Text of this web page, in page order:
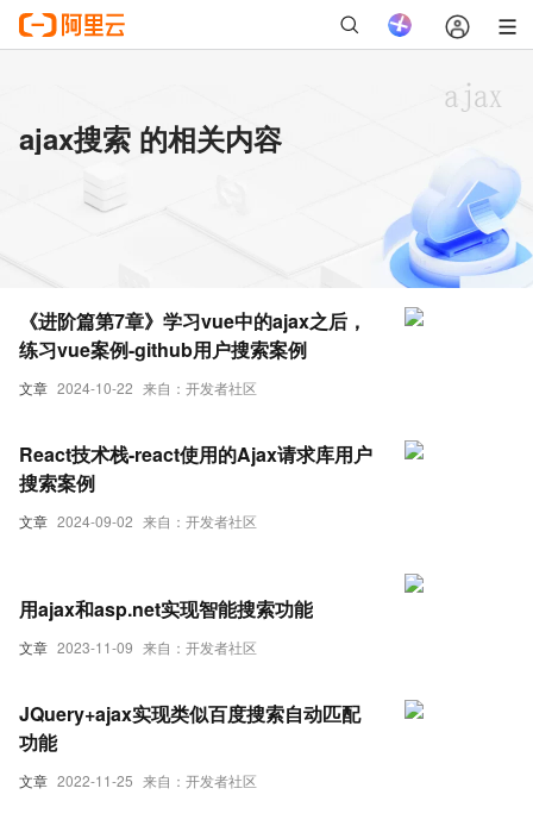
ajax搜索 的相关内容
文章 2024-10-22 来自：开发者社区
《进阶篇第7章》学习vue中的ajax之后，
练习vue案例-github用户搜索案例
文章 2024-09-02 来自：开发者社区
React技术栈-react使用的Ajax请求库用户
搜索案例
文章 2023-11-09 来自：开发者社区
用ajax和asp.net实现智能搜索功能
文章 2022-11-25 来自：开发者社区
JQuery+ajax实现类似百度搜索自动匹配
功能